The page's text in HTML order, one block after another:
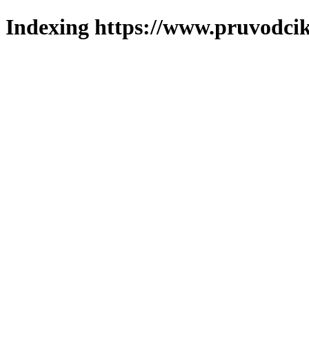
Indexing https://